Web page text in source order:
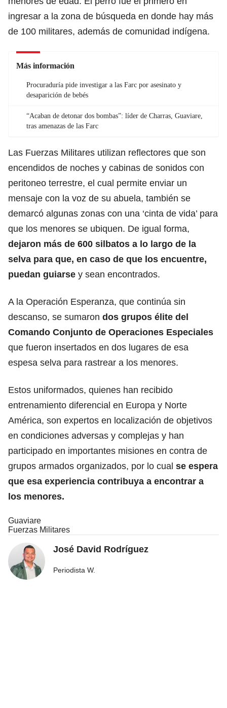
ingresar a la zona de búsqueda en donde hay más
de 100 militares, además de comunidad indígena.
Más información
Procuraduría pide investigar a las Farc por asesinato y
desaparición de bebés
“Acaban de detonar dos bombas”: líder de Charras, Guaviare,
tras amenazas de las Farc
Las Fuerzas Militares utilizan reflectores que son
encendidos de noches y cabinas de sonidos con
peritoneo terrestre, el cual permite enviar un
mensaje con la voz de su abuela, también se
demarcó algunas zonas con una ‘cinta de vida’ para
que los menores se ubiquen. De igual forma,
dejaron más de 600 silbatos a lo largo de la
selva para que, en caso de que los encuentre,
puedan guiarse y sean encontrados.
A la Operación Esperanza, que continúa sin
descanso, se sumaron dos grupos élite del
Comando Conjunto de Operaciones Especiales
que fueron insertados en dos lugares de esa
espesa selva para rastrear a los menores.
Estos uniformados, quienes han recibido
entrenamiento diferencial en Europa y Norte
América, son expertos en localización de objetivos
en condiciones adversas y complejas y han
participado en importantes misiones en contra de
grupos armados organizados, por lo cual se espera
que esa experiencia contribuya a encontrar a
los menores.
Guaviare
Fuerzas Militares
José David Rodríguez
Periodista W.